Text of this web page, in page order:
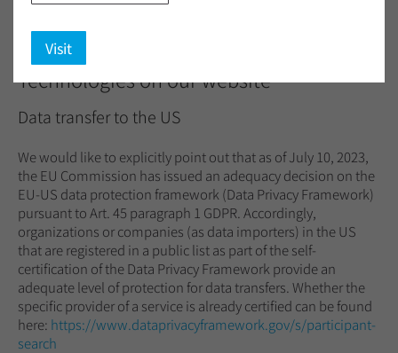
information.
Technologies on our website
Data transfer to the US
We would like to explicitly point out that as of July 10, 2023,
the EU Commission has issued an adequacy decision on the
EU-US data protection framework (Data Privacy Framework)
pursuant to Art. 45 paragraph 1 GDPR. Accordingly,
organizations or companies (as data importers) in the US
that are registered in a public list as part of the self-
certification of the Data Privacy Framework provide an
adequate level of protection for data transfers. Whether the
specific provider of a service is already certified can be found
here: https://www.dataprivacyframework.gov/s/participant-
search
Visit